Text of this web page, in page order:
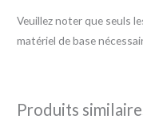
Veuillez noter que seuls
matériel de base
Produits